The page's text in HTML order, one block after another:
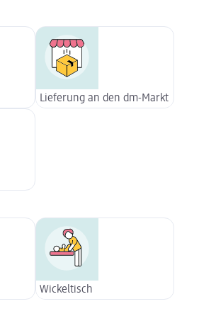
Lieferung an den dm-Markt
Wickeltisch